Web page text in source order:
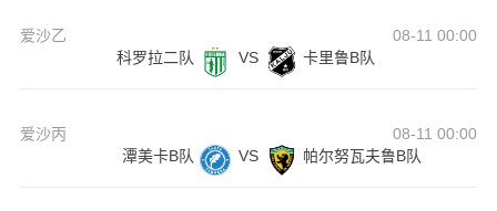
爱沙乙
08-11 00:00
科罗拉二队
VS 卡里鲁B队
爱沙丙
08-11 00:00
潭美卡B队
VS 帕尔努瓦夫鲁B队